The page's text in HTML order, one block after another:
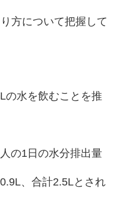
方について把握して
の水を飲むことを推
の1日の水分排出量
、合計2.5Lとされ